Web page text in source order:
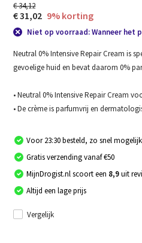
€ 34,12
€ 31,02 9% korting
Niet op voorraad: Wanneer het
Neutral 0% Intensive Repair Cream is
gevoelige huid en bevat daarom 0%
• Neutral 0% Intensive Repair Cream
• De crème is parfumvrij en
Voor 23:30 besteld, zo snel
Gratis verzending vanaf €50
MijnDrogist.nl scoort een 8,9uit
Altijd een lage prijs
Vergelijk